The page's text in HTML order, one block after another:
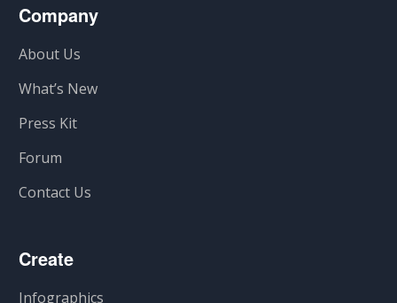
Company
About Us
What’s New
Press Kit
Forum
Contact Us
Create
Infographics